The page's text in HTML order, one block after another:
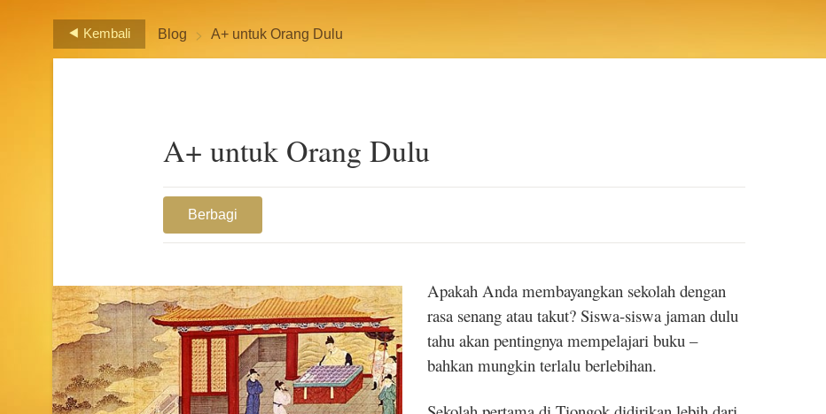
Kembali Blog > A+ untuk Orang Dulu
A+ untuk Orang Dulu
Berbagi
Apakah Anda membayangkan sekolah dengan
rasa senang atau takut? Siswa-siswa jaman dulu
tahu akan pentingnya mempelajari buku –
bahkan mungkin terlalu berlebihan.